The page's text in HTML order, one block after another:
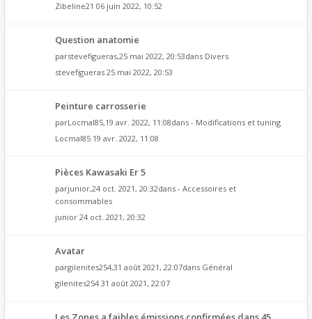
Zibeline21 06 juin 2022, 10:52
Question anatomie
parstevefigueras,25 mai 2022, 20:53dans Divers
stevefigueras 25 mai 2022, 20:53
Peinture carrosserie
parLocmal85,19 avr. 2022, 11:08dans - Modifications et tuning
Locmal85 19 avr. 2022, 11:08
Pièces Kawasaki Er 5
parjunior,24 oct. 2021, 20:32dans - Accessoires et
consommables
junior 24 oct. 2021, 20:32
Avatar
pargilenites254,31 août 2021, 22:07dans Général
gilenites254 31 août 2021, 22:07